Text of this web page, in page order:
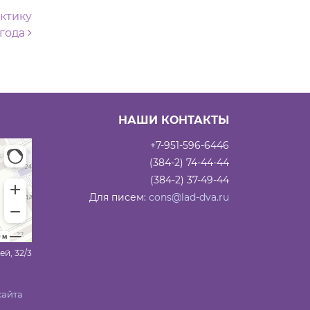
32/3
НАШИ КОНТАКТЫ
+7-951-596-6446
(384-2) 74-44-44
(384-2) 37-49-44
Для писем: cons@lad-dva.ru